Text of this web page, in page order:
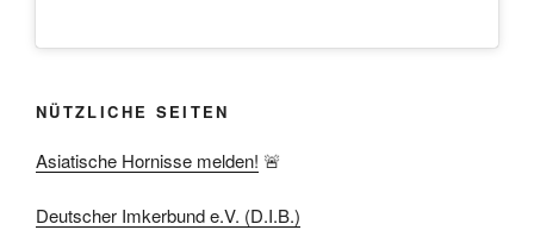
NÜTZLICHE SEITEN
Asiatische Hornisse melden! 🚨
Deutscher Imkerbund e.V. (D.I.B.)